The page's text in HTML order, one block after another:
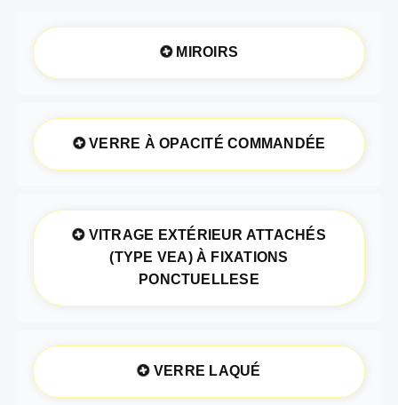
MIROIRS
VERRE À OPACITÉ COMMANDÉE
VITRAGE EXTÉRIEUR ATTACHÉS
(TYPE VEA) À FIXATIONS
PONCTUELLESE
VERRE LAQUÉ